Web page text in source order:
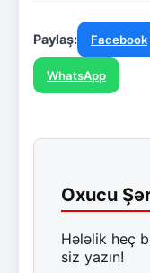
Paylaş: Facebook
WhatsApp
Oxucu
Hələlik heç
siz yazın!